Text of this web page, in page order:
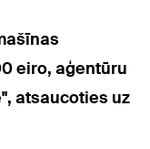
eiro, aģentūru
atsaucoties uz